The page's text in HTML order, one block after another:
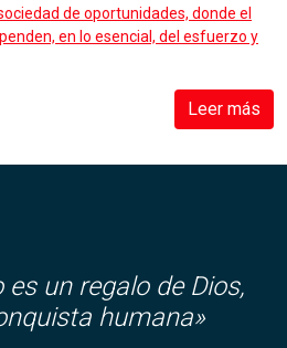
de oportunidades, donde el
en lo esencial, del esfuerzo y
Leer más
un regalo de Dios,
humana»